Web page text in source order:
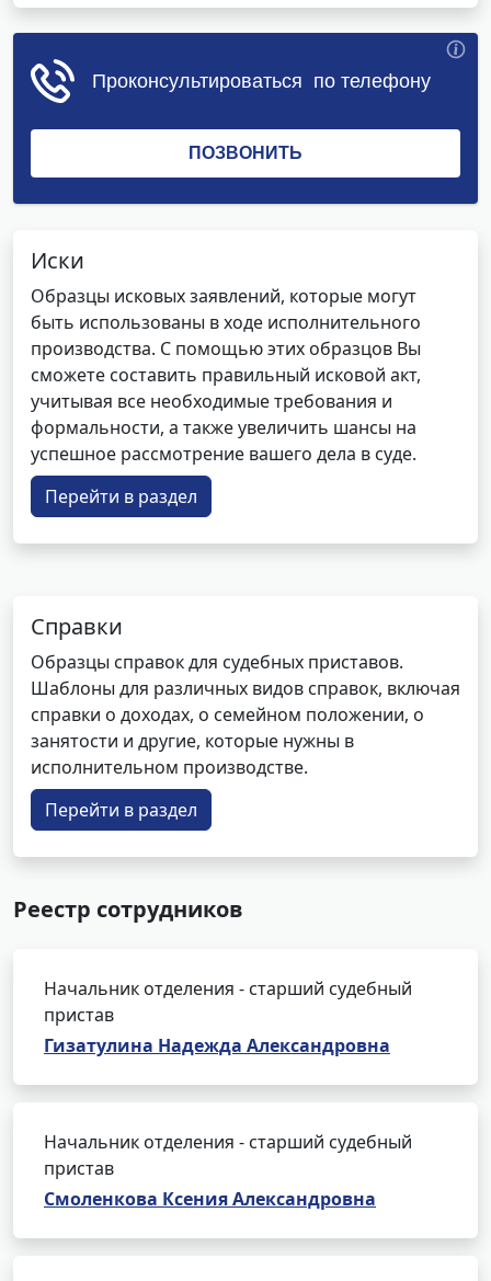
Иски
Образцы исковых заявлений, которые могут
быть использованы в ходе исполнительного
производства. С помощью этих образцов Вы
сможете составить правильный исковой акт,
учитывая все необходимые требования и
формальности, а также увеличить шансы на
успешное рассмотрение вашего дела в суде.
Перейти в раздел
Справки
Образцы справок для судебных приставов.
Шаблоны для различных видов справок, включая
справки о доходах, о семейном положении, о
занятости и другие, которые нужны в
исполнительном производстве.
Перейти в раздел
Реестр сотрудников
Начальник отделения - старший судебный
пристав
Гизатулина Надежда Александровна
Начальник отделения - старший судебный
пристав
Смоленкова Ксения Александровна